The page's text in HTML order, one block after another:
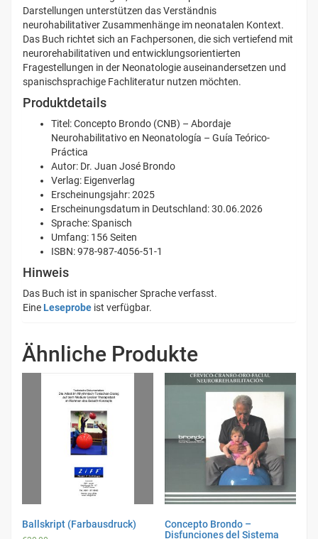
Darstellungen unterstützen das Verständnis
neurohabilitativer Zusammenhänge im neonatalen Kontext.
Das Buch richtet sich an Fachpersonen, die sich vertiefend mit
neurorehabilitativen und entwicklungsorientierten
Fragestellungen in der Neonatologie auseinandersetzen und
spanischsprachige Fachliteratur nutzen möchten.
Produktdetails
Titel: Concepto Brondo (CNB) – Abordaje
Neurohabilitativo en Neonatología – Guía Teórico-
Práctica
Autor: Dr. Juan José Brondo
Verlag: Eigenverlag
Erscheinungsjahr: 2025
Erscheinungsdatum in Deutschland: 30.06.2026
Sprache: Spanisch
Umfang: 156 Seiten
ISBN: 978-987-4056-51-1
Hinweis
Das Buch ist in spanischer Sprache verfasst.
Eine Leseprobe ist verfügbar.
Ähnliche Produkte
Ballskript (Farbausdruck)
Concepto Brondo –
Disfunciones del Sistema